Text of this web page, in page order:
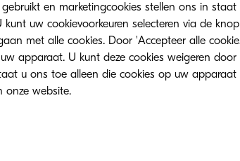
download link toe voor ons e-book
en marketingcookies stellen ons in
uw cookievoorkeuren selecteren via de
met alle cookies. Door 'Accepteer alle
apparaat. U kunt deze cookies weigeren door
u ons toe alleen die cookies op uw
noodzakelijk zijn voor de correcte weergave van onze website.